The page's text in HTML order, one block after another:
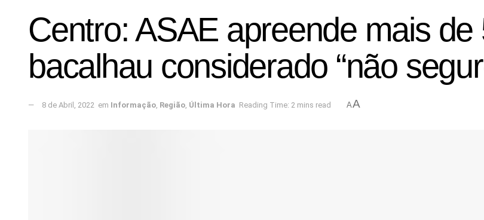
Centro: ASAE apreende mais
bacalhau considerado “não
8 de Abril, 2022 em Informação, Região, Última Hora Reading Time: 2 mins read AA